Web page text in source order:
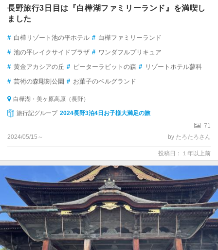
長野旅行3日目は『白樺湖ファミリーランド』を満喫し
ました
# 白樺リゾート池の平ホテル # 白樺ファミリーランド
# 池の平レイクサイドプラザ # ワンダフルプリキュア
# 黄金アカシアの丘 # ピーターラビットの森 # リゾートホテル蓼科
# 芸術の森彫刻公園 # お菓子のベルグランド
白樺湖・美ヶ原高原（長野）
旅行記グループ 2024長野3泊4日お子様大満足の旅
71
2024/05/15～
by たろたろさん
投稿日：１年以上前